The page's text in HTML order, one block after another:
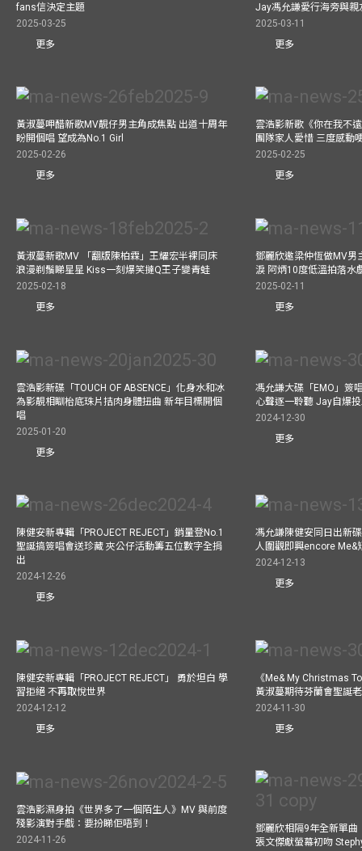
fans信決定主題
2025-03-25
更多
Jay馮允謙愛行海旁與
2025-03-11
更多
黃淑蔓呷醋新歌MV靚仔男主角成焦點 出道十周年
盼開個唱 望成為No.1 Girl
2025-02-26
更多
雲浩影新歌《你在我不
團隊家人愛惜 三度感動
2025-02-25
更多
黃淑蔓新歌MV 「翻版陳柏霖」王耀宏半裸同床
浪漫剃鬚睇星星 Kiss一刻爆笑撻Q王子變青蛙
2025-02-18
更多
鄧麗欣邀梁仲恆做MV男
淚 阿炳10度低溫拍落水
2025-02-11
更多
雲浩影新碟「TOUCH OF ABSENCE」化身水和冰
為影靚相瞓枱底珠片拮肉身體扭曲 新年目標開個
唱
2025-01-20
更多
馮允謙大碟「EMO」簽
心聲逐一聆聽 Jay自爆
2024-12-30
更多
陳健安新專輯「PROJECT REJECT」銷量登No.1
聖誕搞簽唱會送珍藏 夾公仔活動籌五位數字全捐
出
2024-12-26
更多
馮允謙陳健安同日出新
人圍觀即興encore Me&
2024-12-13
更多
陳健安新專輯「PROJECT REJECT」 勇於坦白 學
習拒絕 不再取悅世界
2024-12-12
更多
《Me& My Christmas
黃淑蔓期待芬蘭會聖誕
2024-11-30
更多
雲浩影濕身拍《世界多了一個陌生人》MV 與前度
殘影演對手戲：要扮睇佢唔到！
2024-11-26
鄧麗欣相隔9年全新單曲
張文傑獻螢幕初吻